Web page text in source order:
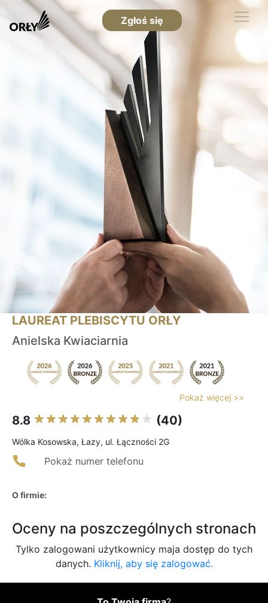
Zgłoś się
LAUREAT PLEBISCYTU ORŁY
Anielska Kwiaciarnia
Pokaż więcej >>
8.8 (40)
Wólka Kosowska, Łazy, ul. Łączności 2G
Pokaż numer telefonu
O firmie:
Oceny na poszczególnych stronach
Tylko zalogowani użytkownicy maja dostęp do tych
danych. Kliknij, aby się zalogować.